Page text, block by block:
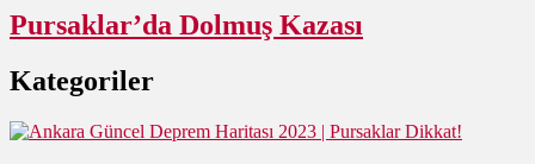
Pursaklar’da Dolmuş Kazası
Kategoriler